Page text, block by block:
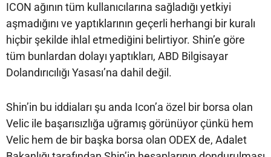
ICON ağının tüm kullanıcılarına sağladığı yetkiyi
aşmadığını ve yaptıklarının geçerli herhangi bir kuralı
hiçbir şekilde ihlal etmediğini belirtiyor. Shin’e göre
tüm bunlardan dolayı yaptıkları, ABD Bilgisayar
Dolandırıcılığı Yasası’na dahil değil.
Shin’in bu iddiaları şu anda Icon’a özel bir borsa olan
Velic ile başarısızlığa uğramış görünüyor çünkü hem
Velic hem de bir başka borsa olan ODEX de, Adalet